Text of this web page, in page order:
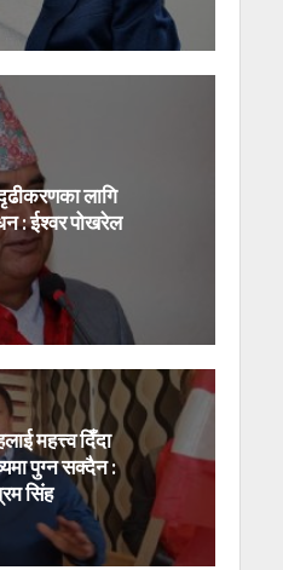
लागि
: ईश्वर पोखरेल
महत्त्व दिँदा
पुग्न सक्दैन :
सिंह